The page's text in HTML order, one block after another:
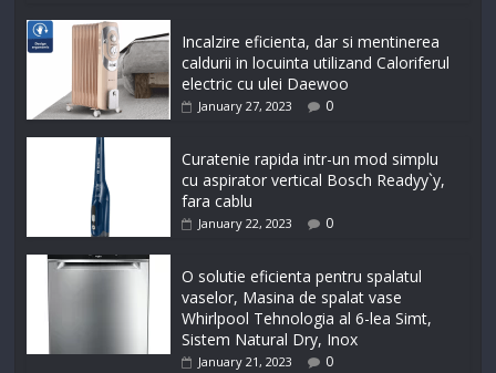
Incalzire eficienta, dar si mentinerea
caldurii in locuinta utilizand Caloriferul
electric cu ulei Daewoo
January 27, 2023 0
Curatenie rapida intr-un mod simplu
cu aspirator vertical Bosch Readyy`y,
fara cablu
January 22, 2023 0
O solutie eficienta pentru spalatul
vaselor, Masina de spalat vase
Whirlpool Tehnologia al 6-lea Simt,
Sistem Natural Dry, Inox
January 21, 2023 0